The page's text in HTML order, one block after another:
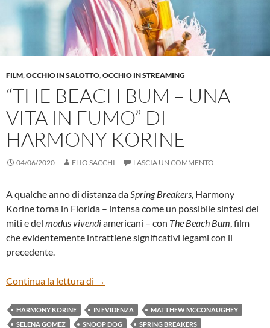
FILM,OCCHIO IN SALOTTO,OCCHIO IN STREAMING
“THE BEACH BUM – UNA
VITA IN FUMO” DI
HARMONY KORINE
04/06/2020 ELIO SACCHI LASCIA UN COMMENTO
A qualche anno di distanza daSpring Breakers, Harmony
Korine torna in Florida – intensa come un possibile sintesi dei
miti e del modus vivendiamericani – con The Beach Bum, film
che evidentemente intrattiene significativi legami con il
precedente.
Continua la lettura di “THE BEACH BUM – UNA VITA IN
→
HARMONY KORINE IN EVIDENZA
MATTHEW MCCONAUGHEY
SELENA GOMEZ
SNOOP DOG
SPRING BREAKERS